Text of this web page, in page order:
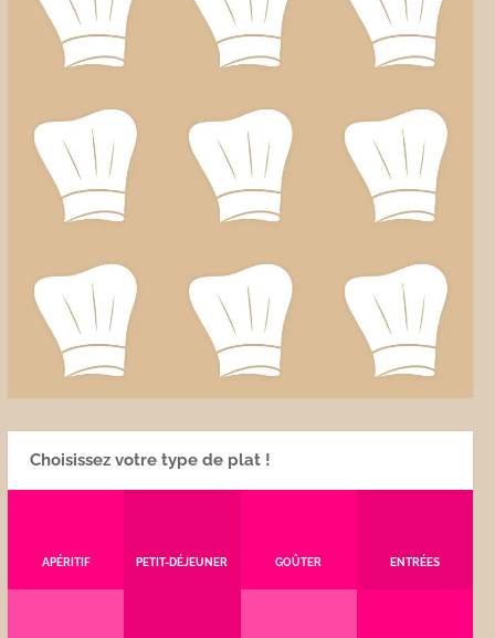
Choisissez votre type de plat !
APÉRITIF PETIT-DÉJEUNER GOÛTER ENTRÉES